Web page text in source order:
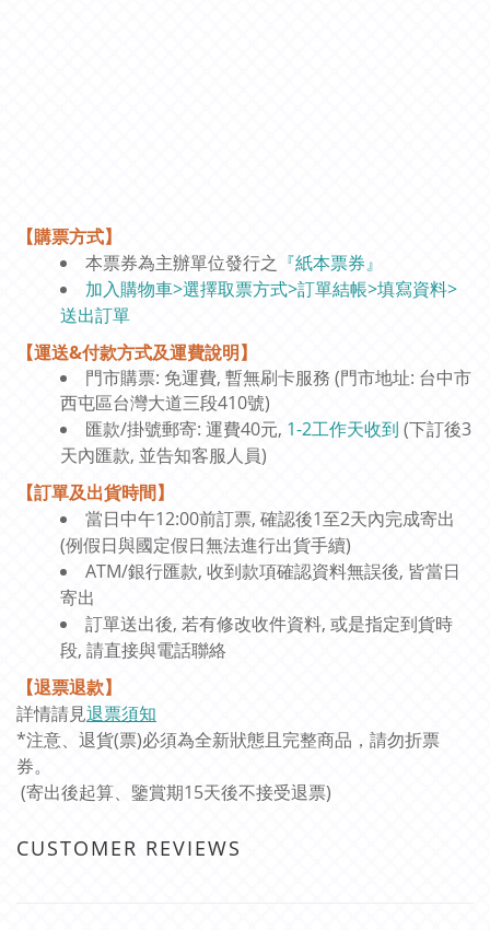
【購票方式】
本票券為主辦單位發行之 『紙本票券』
加入購物車>選擇取票方式>訂單結帳>填寫資料>
送出訂單
【運送&付款方式及運費說明】
門市購票: 免運費, 暫無刷卡服務 (門市地址: 台中市
西屯區台灣大道三段410號)
匯款/掛號郵寄: 運費40元, 1-2工作天收到 (下訂後3
天內匯款, 並告知客服人員)
【訂單及出貨時間】
當日中午12:00前訂票, 確認後1至2天內完成寄出
(例假日與國定假日無法進行出貨手續)
ATM/銀行匯款, 收到款項確認資料無誤後, 皆當日
寄出
訂單送出後, 若有修改收件資料, 或是指定到貨時
段, 請直接與電話聯絡
【退票退款】
詳情請見退票須知
*注意、退貨(票)必須為全新狀態且完整商品，請勿折票
券。
(寄出後起算、鑒賞期15天後不接受退票)
CUSTOMER REVIEWS